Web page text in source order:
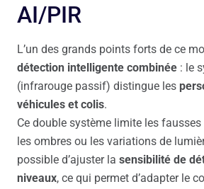
AI/PIR
L’un des grands points forts de ce
détection intelligente combinée : le
(infrarouge passif) distingue les
véhicules et colis.
Ce double système limite les
les ombres ou les variations de
possible d’ajuster la sensibilité de
niveaux, ce qui permet d’adapter le